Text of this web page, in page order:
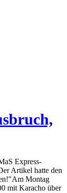
Express-
Artikel hatte den
Montag
mit Karacho über